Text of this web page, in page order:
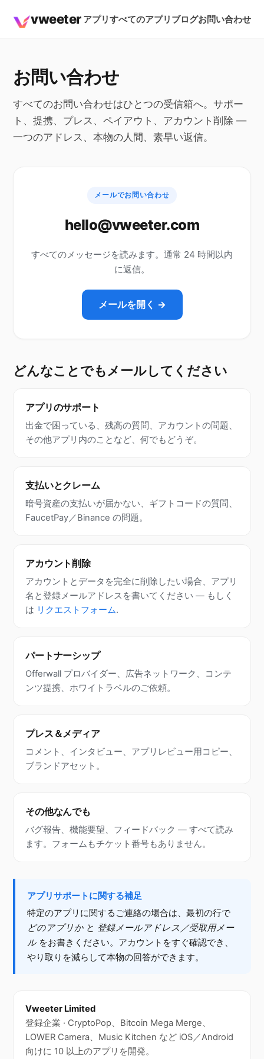
vweeter アプリすべてのアプリ ブログお問い合わせ
お問い合わせ
すべてのお問い合わせはひとつの受信箱へ。サポー
ト、提携、プレス、ペイアウト、アカウント削除 —
一つのアドレス、本物の人間、素早い返信。
メールでお問い合わせ
hello@vweeter.com
すべてのメッセージを読みます。通常 24 時間以内
に返信。
メールを開く →
どんなことでもメールしてください
アプリのサポート
出金で困っている、残高の質問、アカウントの問題、
その他アプリ内のことなど、何でもどうぞ。
支払いとクレーム
暗号資産の支払いが届かない、ギフトコードの質問、
FaucetPay／Binance の問題。
アカウント削除
アカウントとデータを完全に削除したい場合、アプリ
名と登録メールアドレスを書いてください — もしく
は リクエストフォーム.
パートナーシップ
Offerwall プロバイダー、広告ネットワーク、コンテ
ンツ提携、ホワイトラベルのご依頼。
プレス＆メディア
コメント、インタビュー、アプリレビュー用コピー、
ブランドアセット。
その他なんでも
バグ報告、機能要望、フィードバック — すべて読み
ます。フォームもチケット番号もありません。
アプリサポートに関する補足
特定のアプリに関するご連絡の場合は、最初の行で
どのアプリか と 登録メールアドレス／受取用メー
ル をお書きください。アカウントをすぐ確認でき、
やり取りを減らして本物の回答ができます。
Vweeter Limited
登録企業 · CryptoPop、Bitcoin Mega Merge、
LOWER Camera、Music Kitchen など iOS／Android
向けに 10 以上のアプリを開発。